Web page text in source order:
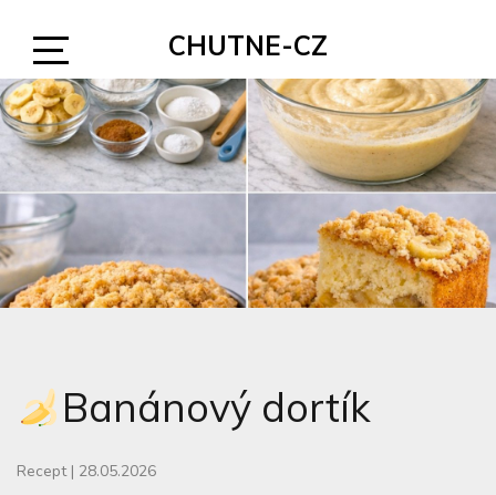
content
Open
Sidebar
CHUTNE-CZ
Banánový dortík
Recept | 28.05.2026